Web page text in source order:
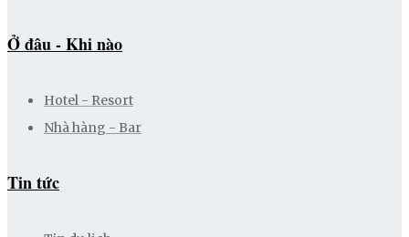
Ở đâu - Khi nào
Hotel - Resort
Nhà hàng - Bar
Tin tức